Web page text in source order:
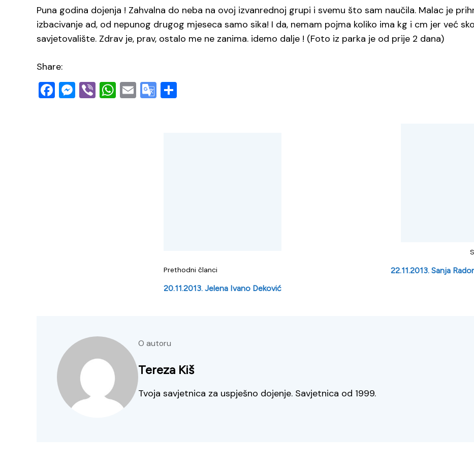
Puna godina dojenja ! Zahvalna do neba na ovoj izvanrednoj grupi i svemu što sam naučila. Malac je
izbacivanje ad, od nepunog drugog mjeseca samo sika! I da, nemam pojma koliko ima kg i cm jer već
savjetovalište. Zdrav je, prav, ostalo me ne zanima. idemo dalje ! (Foto iz parka je od prije 2 dana)
Share:
Facebook
Messenger
ViberWhatsApp
EmailGoogle
Prethodni članci
20.11.2013. Jelena Ivano Deković
22.11.2013. Sanja
O autoru
Tereza Kiš
Tvoja savjetnica za uspješno dojenje. Savjetnica od 1999.